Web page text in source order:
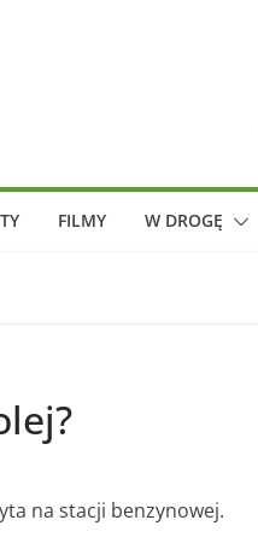
FILMY W DROGĘ
na stacji benzynowej.